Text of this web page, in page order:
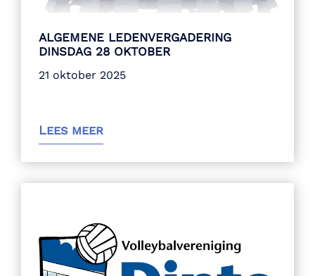
ALGEMENE LEDENVERGADERING
DINSDAG 28 OKTOBER
21 oktober 2025
Lees meer